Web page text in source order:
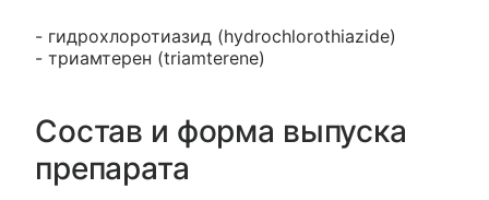
- гидрохлоротиазид (hydrochlorothiazide)
- триамтерен (triamterene)
Состав и форма выпуска
препарата